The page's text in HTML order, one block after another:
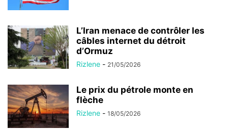
L’Iran menace de contrôler les
câbles internet du détroit
d’Ormuz
Rizlene - 21/05/2026
Le prix du pétrole monte en
flèche
Rizlene - 18/05/2026